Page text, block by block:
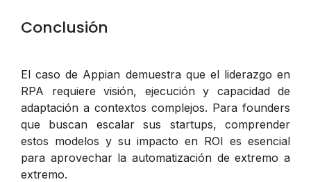
Conclusión
El caso de Appian demuestra que el liderazgo en
RPA requiere visión, ejecución y capacidad de
adaptación a contextos complejos. Para founders
que buscan escalar sus startups, comprender
estos modelos y su impacto en ROI es esencial
para aprovechar la automatización de extremo a
extremo.